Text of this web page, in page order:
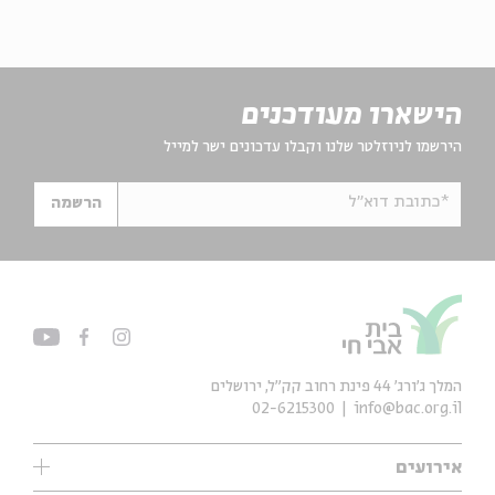
הישארו מעודכנים
הירשמו לניוזלטר שלנו וקבלו עדכונים ישר למייל
*כתובת דוא"ל הרשמה
אירועים
המלך ג'ורג' 44 פינת רחוב קק״ל, ירושלים
info@bac.org.il
02-6215300